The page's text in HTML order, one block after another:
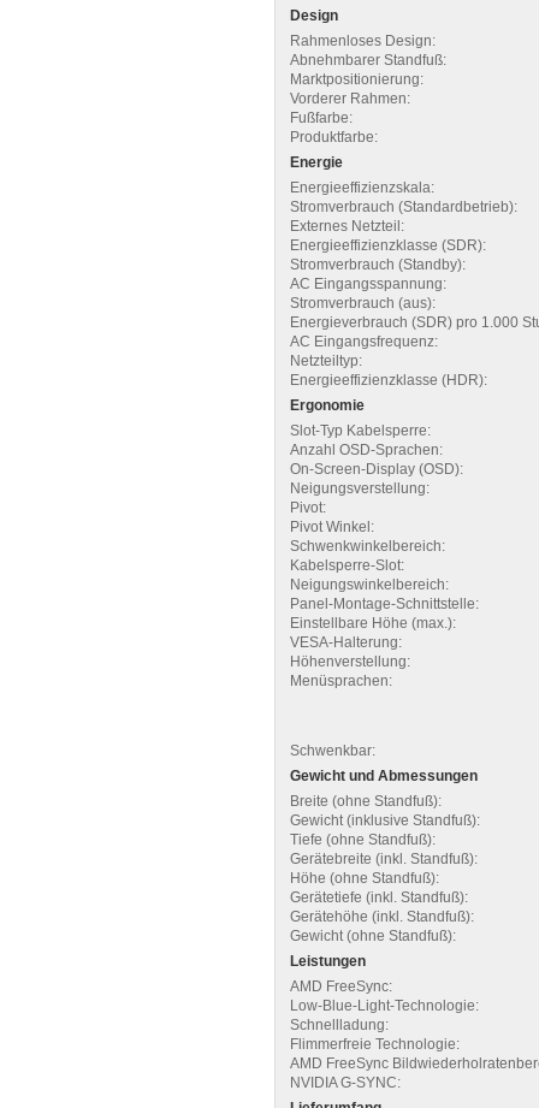
Design
Rahmenloses Design:
Abnehmbarer Standfuß:
Marktpositionierung:
Vorderer Rahmen:
Fußfarbe:
Produktfarbe:
Energie
Energieeffizienzskala:
Stromverbrauch (Standardbetrieb):
Externes Netzteil:
Energieeffizienzklasse (SDR):
Stromverbrauch (Standby):
AC Eingangsspannung:
Stromverbrauch (aus):
Energieverbrauch (SDR) pro 1.000
AC Eingangsfrequenz:
Netzteiltyp:
Energieeffizienzklasse (HDR):
Ergonomie
Slot-Typ Kabelsperre:
Anzahl OSD-Sprachen:
On-Screen-Display (OSD):
Neigungsverstellung:
Pivot:
Pivot Winkel:
Schwenkwinkelbereich:
Kabelsperre-Slot:
Neigungswinkelbereich:
Panel-Montage-Schnittstelle:
Einstellbare Höhe (max.):
VESA-Halterung:
Höhenverstellung:
Menüsprachen:
Schwenkbar:
Gewicht und Abmessungen
Breite (ohne Standfuß):
Gewicht (inklusive Standfuß):
Tiefe (ohne Standfuß):
Gerätebreite (inkl. Standfuß):
Höhe (ohne Standfuß):
Gerätetiefe (inkl. Standfuß):
Gerätehöhe (inkl. Standfuß):
Gewicht (ohne Standfuß):
Leistungen
AMD FreeSync:
Low-Blue-Light-Technologie:
Schnellladung:
Flimmerfreie Technologie:
AMD FreeSync
NVIDIA G-SYNC: